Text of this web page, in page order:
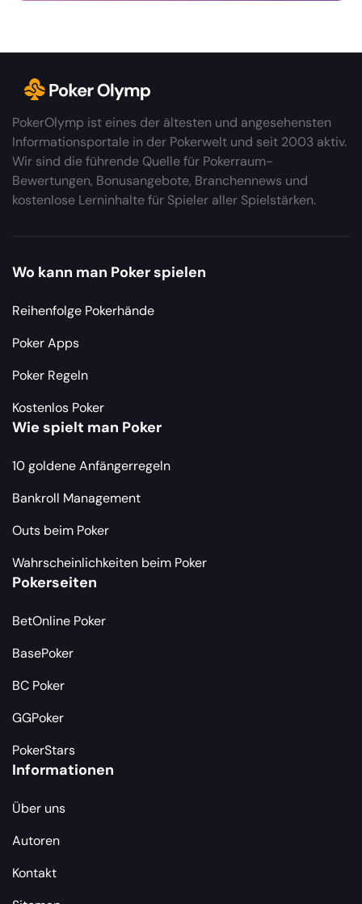
PokerOlymp ist eines der ältesten und angesehensten
Informationsportale in der Pokerwelt und seit 2003 aktiv.
Wir sind die führende Quelle für Pokerraum-
Bewertungen, Bonusangebote, Branchennews und
kostenlose Lerninhalte für Spieler aller Spielstärken.
Wo kann man Poker spielen
Reihenfolge Pokerhände
Poker Apps
Poker Regeln
Kostenlos Poker
Wie spielt man Poker
10 goldene Anfängerregeln
Bankroll Management
Outs beim Poker
Wahrscheinlichkeiten beim Poker
Pokerseiten
BetOnline Poker
BasePoker
BC Poker
GGPoker
PokerStars
Informationen
Über uns
Autoren
Kontakt